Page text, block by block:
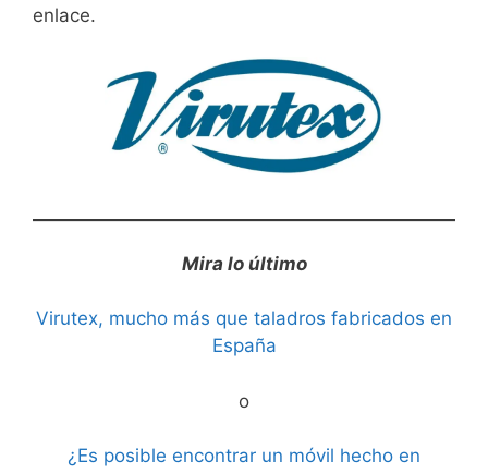
enlace.
Mira lo último
Virutex, mucho más que taladros fabricados en
España
o
¿Es posible encontrar un móvil hecho en